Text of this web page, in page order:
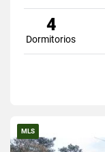
4
Dormitorios
MLS